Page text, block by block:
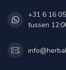
+31 6 16
tussen